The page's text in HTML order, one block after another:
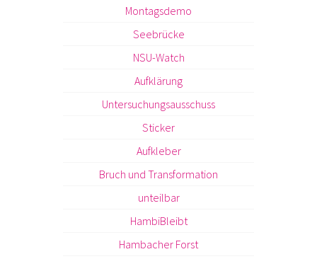
Montagsdemo
Seebrücke
NSU-Watch
Aufklärung
Untersuchungsausschuss
Sticker
Aufkleber
Bruch und Transformation
unteilbar
HambiBleibt
Hambacher Forst